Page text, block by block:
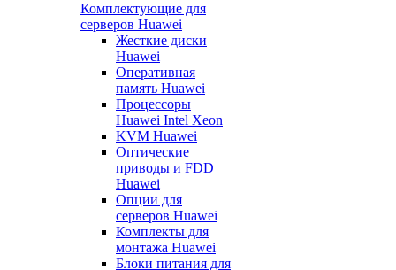
Комплектующие для
серверов Huawei
Жесткие диски
Huawei
Оперативная
память Huawei
Процессоры
Huawei Intel Xeon
KVM Huawei
Оптические
приводы и FDD
Huawei
Опции для
серверов Huawei
Комплекты для
монтажа Huawei
Блоки питания для